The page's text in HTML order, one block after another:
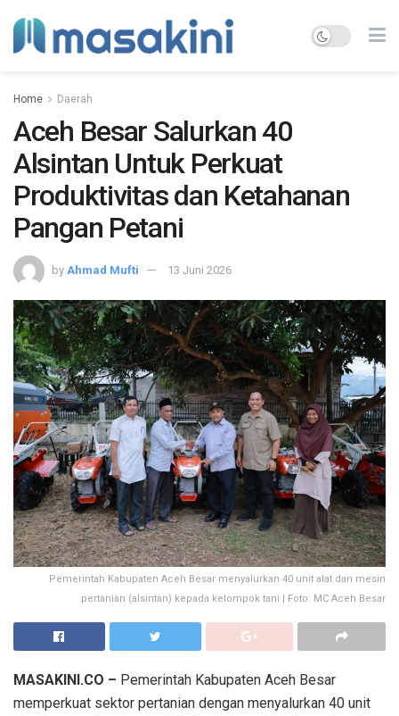
Home Daerah
Aceh Besar Salurkan 40
Alsintan Untuk Perkuat
Produktivitas dan Ketahanan
Pangan Petani
by Ahmad Mufti 13 Juni 2026
Pemerintah Kabupaten Aceh Besar menyalurkan 40 unit alat dan mesin
pertanian (alsintan) kepada kelompok tani | Foto: MC Aceh Besar
MASAKINI.CO – Pemerintah Kabupaten Aceh Besar
memperkuat sektor pertanian dengan menyalurkan 40 unit